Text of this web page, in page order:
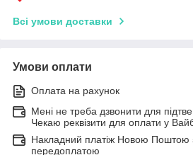
Всі умови доставки
Умови оплати
Оплата на рахунок
Мені не треба дзвонити для
Чекаю реквізити для оплати у
Накладний платіж Новою Поштою
передоплатою